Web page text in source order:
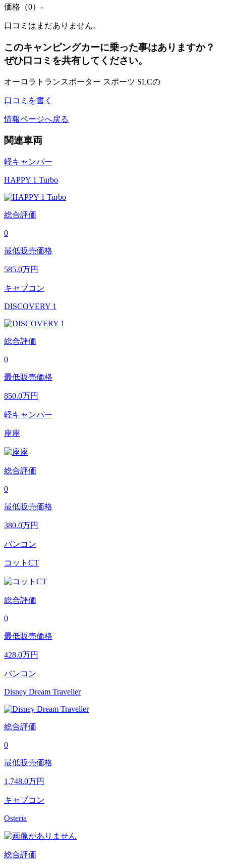
価格（0） -
口コミはまだありません。
このキャンピングカーに乗った事はありますか？
ぜひ口コミを共有してください。
オーロラトランスポーター スポーツ SLCの
口コミを書く
情報ページへ戻る
関連車両
軽キャンパー
HAPPY 1 Turbo
総合評価
0
最低販売価格
585.0万円
キャブコン
DISCOVERY 1
総合評価
0
最低販売価格
850.0万円
軽キャンパー
座座
総合評価
0
最低販売価格
380.0万円
バンコン
コットCT
総合評価
0
最低販売価格
428.0万円
バンコン
Disney Dream Traveller
総合評価
0
最低販売価格
1,748.0万円
キャブコン
Osteria
総合評価